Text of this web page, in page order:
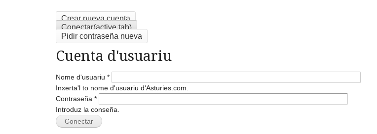
Crear nueva cuenta
Conectar(active tab)
Pidir contraseña nueva
Cuenta d'usuariu
Nome d'usuariu *
Inxerta'l to nome d'usuariu d'Asturies.com.
Contraseña *
Introduz la conseña.